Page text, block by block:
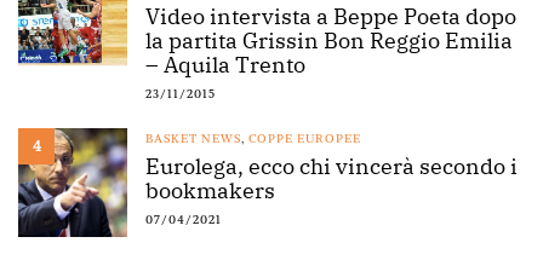
Video intervista a Beppe Poeta dopo
la partita Grissin Bon Reggio Emilia
– Aquila Trento
23/11/2015
4 BASKET NEWS COPPE EUROPEE
Eurolega, ecco chi vincerà secondo i
bookmakers
07/04/2021